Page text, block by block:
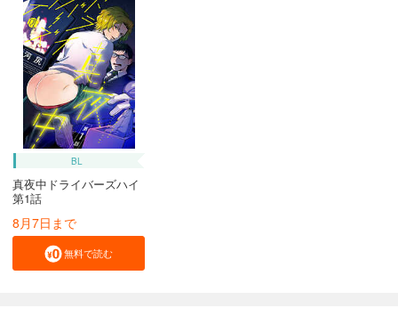
BL
真夜中ドライバーズハイ
第1話
8月7日まで
無料で読む